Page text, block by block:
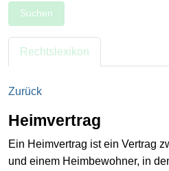
Suchen
Rechtslexikon
Zurück
Heimvertrag
Ein Heimvertrag ist ein Vertrag
und einem Heimbewohner, in